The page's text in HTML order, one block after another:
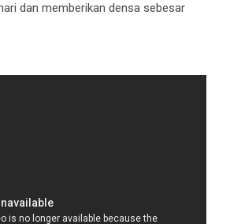
dan memberikan densa sebesar